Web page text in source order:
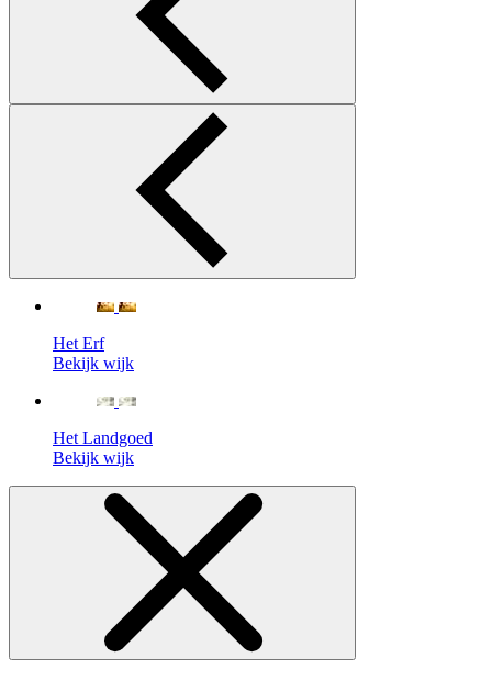
Het Erf
Bekijk wijk
Het Landgoed
Bekijk wijk